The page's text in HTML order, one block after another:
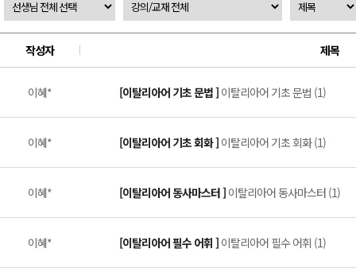
작성자 제목
이혜* [이탈리아어 기초 문법 ] 이탈리아어 기초 문법 (1)
이혜* [이탈리아어 기초 회화 ] 이탈리아어 기초 회화 (1)
이혜* [이탈리아어 동사마스터 ] 이탈리아어 동사마스터 (1)
이혜* [이탈리아어 필수 어휘 ] 이탈리아어 필수 어휘 (1)